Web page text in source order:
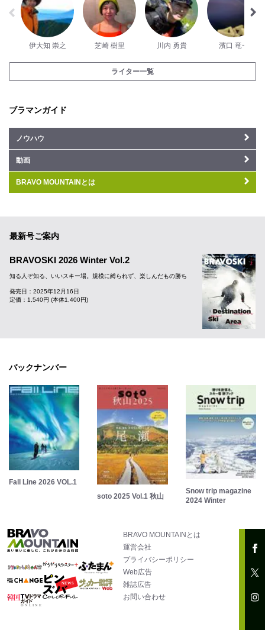
伊大知 崇之 芝崎 樹里 川内 勇貴 濱口 竜一
ライター一覧
ブラマンガイド
ノウハウ
動画
BRAVO MOUNTAINとは
最新号ご案内
BRAVOSKI 2026 Winter Vol.2
知る人ぞ知る、いいスキー場。規模に縛られず、楽しんだもの勝ち
発売日：2025年12月16日
定価：1,540円 (本体1,400円)
バックナンバー
Fall Line 2026 VOL.1
soto 2025 Vol.1 秋山
Snow trip magazine
2024 Winter
BRAVO MOUNTAINとは
運営会社
プライバシーポリシー
Web広告
雑誌広告
お問い合わせ